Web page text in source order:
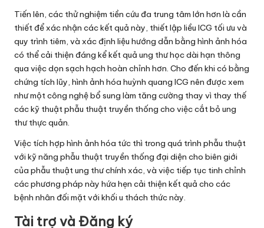
Tiến lên, các thử nghiệm tiền cứu đa trung tâm lớn hơn là cần
thiết để xác nhận các kết quả này, thiết lập liều ICG tối ưu và
quy trình tiêm, và xác định liệu hướng dẫn bằng hình ảnh hóa
có thể cải thiện đáng kể kết quả ung thư học dài hạn thông
qua việc dọn sạch hạch hoàn chỉnh hơn. Cho đến khi có bằng
chứng tích lũy, hình ảnh hóa huỳnh quang ICG nên được xem
như một công nghệ bổ sung làm tăng cường thay vì thay thế
các kỹ thuật phẫu thuật truyền thống cho việc cắt bỏ ung
thư thực quản.
Việc tích hợp hình ảnh hóa tức thì trong quá trình phẫu thuật
với kỹ năng phẫu thuật truyền thống đại diện cho biên giới
của phẫu thuật ung thư chính xác, và việc tiếp tục tinh chỉnh
các phương pháp này hứa hẹn cải thiện kết quả cho các
bệnh nhân đối mặt với khối u thách thức này.
Tài trợ và Đăng ký